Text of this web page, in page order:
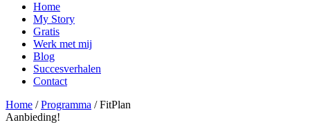
Home
My Story
Gratis
Werk met mij
Blog
Succesverhalen
Contact
Home /Programma / FitPlan
Aanbieding!